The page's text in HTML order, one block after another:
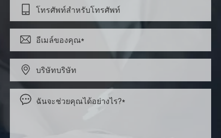



